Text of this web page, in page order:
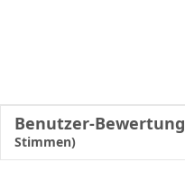
Benutzer-Bewertung
Stimmen)